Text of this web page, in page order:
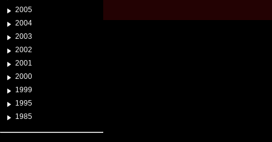
2005
2004
2003
2002
2001
2000
1999
1995
1985